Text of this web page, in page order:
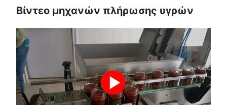
Βίντεο μηχανών πλήρωσης υγρών